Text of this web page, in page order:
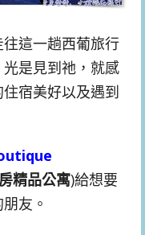
這一趟西葡旅行
是見到祂，就感
宿美好以及遇到
精品公寓)給想要
友。